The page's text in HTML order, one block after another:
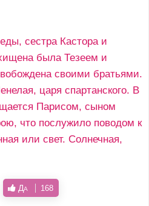
сестра Кастора и
была Тезеем и
своими братьями.
царя спартанского. В
Парисом, сыном
что послужило поводом к
или свет. Солнечная,
Да 168